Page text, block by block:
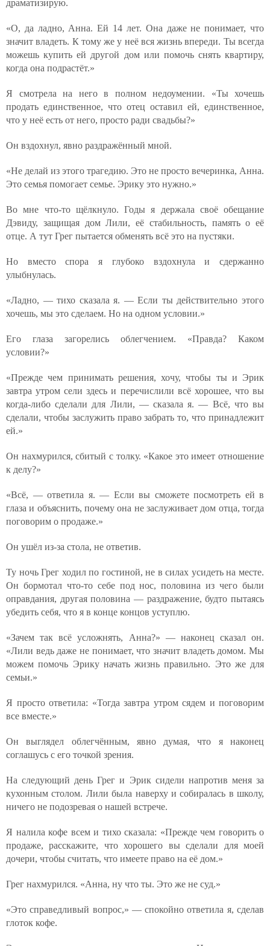
драматизирую.
«О, да ладно, Анна. Ей 14 лет. Она даже не понимает, что
значит владеть. К тому же у неё вся жизнь впереди. Ты всегда
можешь купить ей другой дом или помочь снять квартиру,
когда она подрастёт.»
Я смотрела на него в полном недоумении. «Ты хочешь
продать единственное, что отец оставил ей, единственное,
что у неё есть от него, просто ради свадьбы?»
Он вздохнул, явно раздражённый мной.
«Не делай из этого трагедию. Это не просто вечеринка, Анна.
Это семья помогает семье. Эрику это нужно.»
Во мне что-то щёлкнуло. Годы я держала своё обещание
Дэвиду, защищая дом Лили, её стабильность, память о её
отце. А тут Грег пытается обменять всё это на пустяки.
Но вместо спора я глубоко вздохнула и сдержанно
улыбнулась.
«Ладно, — тихо сказала я. — Если ты действительно этого
хочешь, мы это сделаем. Но на одном условии.»
Его глаза загорелись облегчением. «Правда? Каком
условии?»
«Прежде чем принимать решения, хочу, чтобы ты и Эрик
завтра утром сели здесь и перечислили всё хорошее, что вы
когда-либо сделали для Лили, — сказала я. — Всё, что вы
сделали, чтобы заслужить право забрать то, что принадлежит
ей.»
Он нахмурился, сбитый с толку. «Какое это имеет отношение
к делу?»
«Всё, — ответила я. — Если вы сможете посмотреть ей в
глаза и объяснить, почему она не заслуживает дом отца, тогда
поговорим о продаже.»
Он ушёл из-за стола, не ответив.
Ту ночь Грег ходил по гостиной, не в силах усидеть на месте.
Он бормотал что-то себе под нос, половина из чего были
оправдания, другая половина — раздражение, будто пытаясь
убедить себя, что я в конце концов уступлю.
«Зачем так всё усложнять, Анна?» — наконец сказал он.
«Лили ведь даже не понимает, что значит владеть домом. Мы
можем помочь Эрику начать жизнь правильно. Это же для
семьи.»
Я просто ответила: «Тогда завтра утром сядем и поговорим
все вместе.»
Он выглядел облегчённым, явно думая, что я наконец
соглашусь с его точкой зрения.
На следующий день Грег и Эрик сидели напротив меня за
кухонным столом. Лили была наверху и собиралась в школу,
ничего не подозревая о нашей встрече.
Я налила кофе всем и тихо сказала: «Прежде чем говорить о
продаже, расскажите, что хорошего вы сделали для моей
дочери, чтобы считать, что имеете право на её дом.»
Грег нахмурился. «Анна, ну что ты. Это же не суд.»
«Это справедливый вопрос,» — спокойно ответила я, сделав
глоток кофе.